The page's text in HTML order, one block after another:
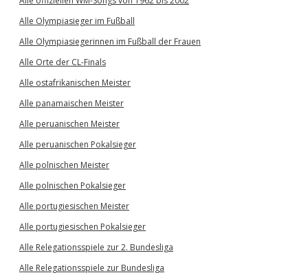
Alle Olympiasieger im Fußball
Alle Olympiasiegerinnen im Fußball der Frauen
Alle Orte der CL-Finals
Alle ostafrikanischen Meister
Alle panamaischen Meister
Alle peruanischen Meister
Alle peruanischen Pokalsieger
Alle polnischen Meister
Alle polnischen Pokalsieger
Alle portugiesischen Meister
Alle portugiesischen Pokalsieger
Alle Relegationsspiele zur 2. Bundesliga
Alle Relegationsspiele zur Bundesliga